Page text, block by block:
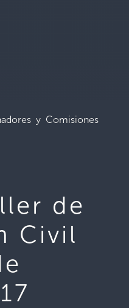
y Comisiones
de
Civil